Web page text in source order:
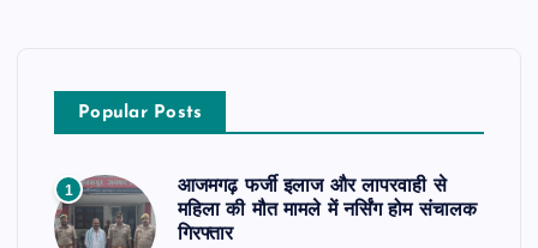
Popular Posts
1
आजमगढ़ फर्जी इलाज और लापरवाही से
महिला की मौत मामले में नर्सिंग होम संचालक
गिरफ्तार